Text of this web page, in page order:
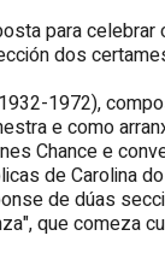
para
dos
1972),
e como
Chance e
de Carolina
de dúas
que comeza